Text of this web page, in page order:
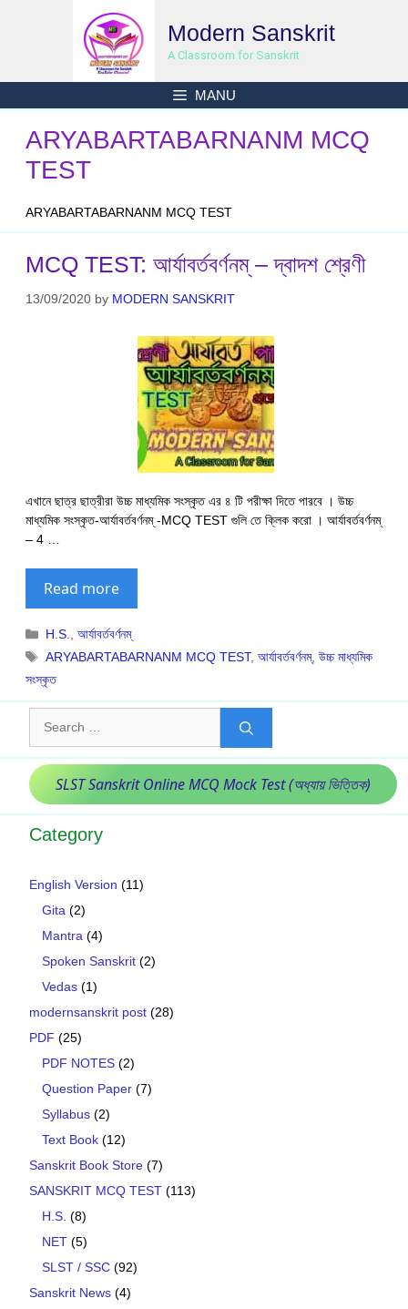
Modern Sanskrit
A Classroom for Sanskrit
MANU
ARYABARTABARNANM MCQ
TEST
ARYABARTABARNANM MCQ TEST
MCQ TEST: আর্যাবর্তবর্ণনম্ – দ্বাদশ শ্রেণী
13/09/2020 by MODERN SANSKRIT
এখানে ছাত্র ছাত্রীরা উচ্চ মাধ্যমিক সংস্কৃত এর ৪ টি পরীক্ষা দিতে পারবে । উচ্চ
মাধ্যমিক সংস্কৃত-আর্যাবর্তবর্ণনম্ -MCQ TEST গুলি তে ক্লিক করো । আর্যাবর্তবর্ণনম্
– 4 …
Read more
Categories
H.S. ,আর্যাবর্তবর্ণনম্
Tags
ARYABARTABARNANM MCQ TEST,আর্যাবর্তবর্ণনম্,উচ্চ মাধ্যমিক
সংস্কৃত
for:
SLST Sanskrit Online MCQ Mock Test (অধ্যায় ভিত্তিক)
Category
English Version (11)
Gita (2)
Mantra (4)
Spoken Sanskrit (2)
Vedas (1)
modernsanskrit post (28)
PDF (25)
PDF NOTES (2)
Question Paper (7)
Syllabus (2)
Text Book (12)
Sanskrit Book Store (7)
SANSKRIT MCQ TEST (113)
H.S. (8)
NET (5)
SLST / SSC (92)
Sanskrit News (4)